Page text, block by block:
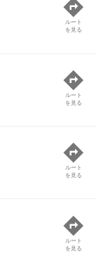
ルート
を見る
ルート
を見る
ルート
を見る
ルート
を見る